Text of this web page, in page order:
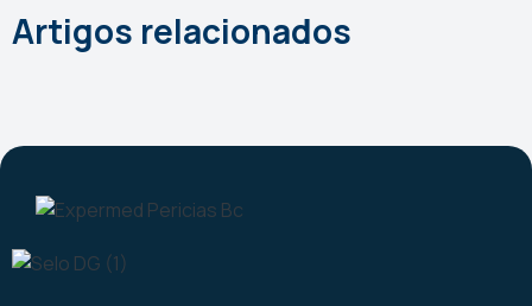
Artigos relacionados